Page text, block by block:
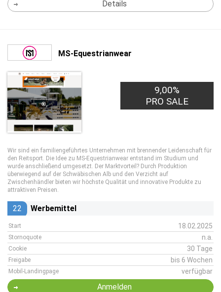
Details
MS-Equestrianwear
9,00%
PRO SALE
Wir sind ein familiengeführtes Unternehmen mit brennender Leidenschaft für
den Reitsport. Die Idee zu MS-Equestrianwear entstand im Studium und
wurde anschließend umgesetzt. Der Marktvorteil? Durch Produktion
überwiegend auf der Schwäbischen Alb und den Verzicht auf
Zwischenhändler bieten wir höchste Qualität und innovative Produkte zu
attraktiven Preisen.
22 Werbemittel
Start 18.02.2025
Stornoquote n.a.
Cookie 30 Tage
Freigabe bis 6 Wochen
Mobil-Landingpage verfügbar
Anmelden